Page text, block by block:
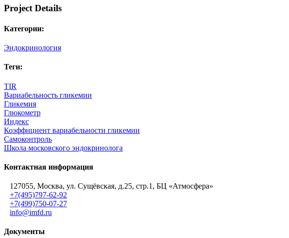
Project Details
Категории:
Эндокринология
Теги:
TIR
Вариабельность гликемии
Гликемия
Глюкометр
Индекс
Коэффициент вариабельности гликемии
Самоконтроль
Школа московского эндокринолога
Контактная информация
127055, Москва, ул. Сущёвская, д.25, стр.1, БЦ «Атмосфера»
+7(495)797-62-92
+7(499)750-07-27
info@imfd.ru
Документы